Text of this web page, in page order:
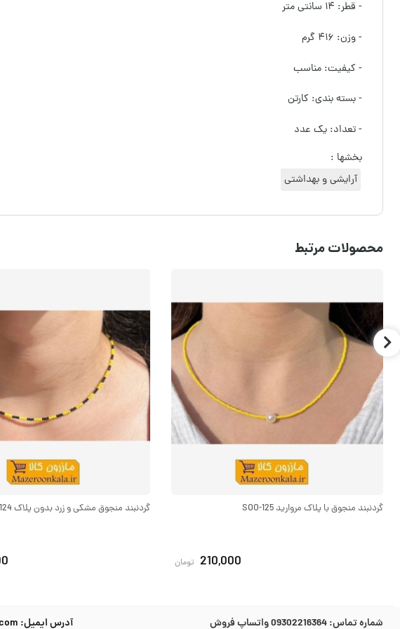
- قطر: ۱۴ سانتی متر
- وزن: ۴۱۶ گرم
- کیفیت: مناسب
- بسته بندی: کارتن
- تعداد: یک عدد
بخشها :
آرایشی و بهداشتی
محصولات مرتبط
گردنبند منجوق با پلاک مروارید SOO-125
210,000 تومان
گردنبند منجوق مشکی و زرد بدون پلاک SOO-124
شماره تماس:09302216364 واتساپ فروش آدرس ایمیل: mazeroonkala@yahoo.com